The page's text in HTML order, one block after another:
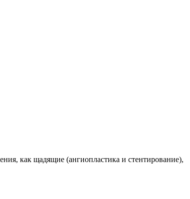
как щадящие (ангиопластика и стентирование),